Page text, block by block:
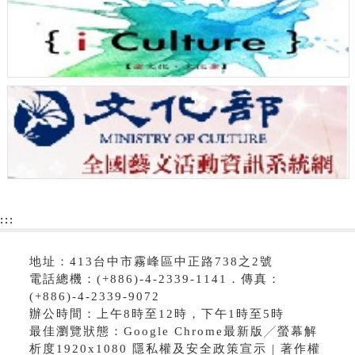
:::
地址：413台中市霧峰區中正路738之2號
電話總機：(+886)-4-2339-1141．傳真：
(+886)-4-2339-9072
辦公時間：上午8時至12時，下午1時至5時
最佳瀏覽狀態：Google Chrome最新版╱螢幕解
析度1920x1080 隱私權及安全政策宣示 | 著作權